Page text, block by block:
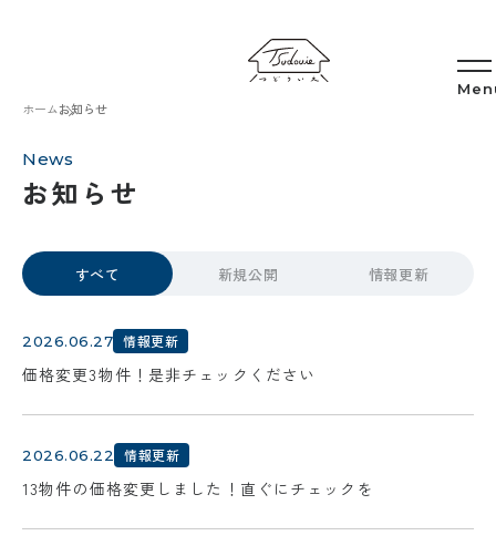
ホームお知らせ
News
お知らせ
すべて 新規公開 情報更新
2026.06.27 情報更新
価格変更3物件！是非チェックください
2026.06.22 情報更新
13物件の価格変更しました！直ぐにチェックを